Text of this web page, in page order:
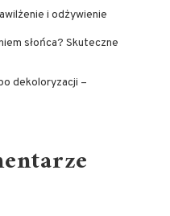
i odżywienie
słońca? Skuteczne
dekoloryzacji –